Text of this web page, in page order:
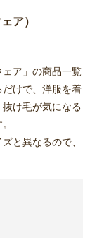
ア）
ア」の商品一覧
けで、洋服を着
け毛が気になる
と異なるので、